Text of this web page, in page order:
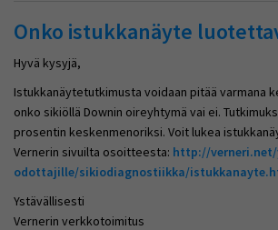
Onko istukkanäyte
Hyvä kysyjä,
Istukkanäytetutkimusta voidaan pitää varmana
onko sikiöllä Downin oireyhtymä vai ei.
prosentin keskenmenoriksi. Voit lukea
Vernerin sivuilta osoitteesta: http://
odottajille/sikiodiagnostiikka/
Ystävällisesti
Vernerin verkkotoimitus